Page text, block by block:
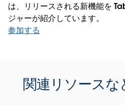
は、リリースされる新機能を
ジャーが紹介しています。
参加する
関連リソースな